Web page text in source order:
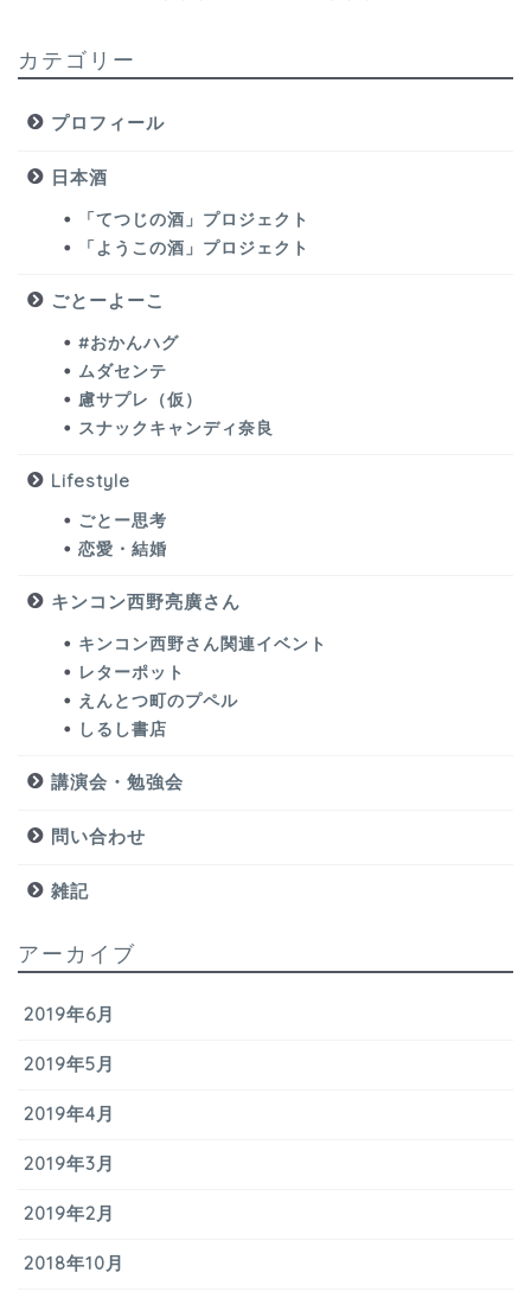
カテゴリー
プロフィール
日本酒
「てつじの酒」プロジェクト
「ようこの酒」プロジェクト
ごとーよーこ
#おかんハグ
ムダセンテ
慮サプレ（仮）
スナックキャンディ奈良
Lifestyle
ごとー思考
恋愛・結婚
キンコン西野亮廣さん
キンコン西野さん関連イベント
レターポット
えんとつ町のプペル
しるし書店
講演会・勉強会
問い合わせ
雑記
アーカイブ
2019年6月
2019年5月
2019年4月
2019年3月
2019年2月
2018年10月